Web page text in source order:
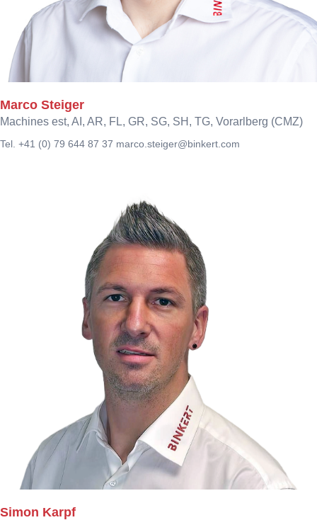
Marco Steiger
Machines est, AI, AR, FL, GR, SG, SH, TG, Vorarlberg (CMZ)
Tel. +41 (0) 79 644 87 37 marco.steiger@binkert.com
Simon Karpf